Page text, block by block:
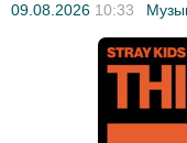
09.08.2026 10:33